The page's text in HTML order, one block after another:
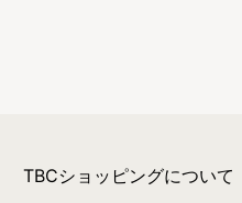
TBCショッピングについて